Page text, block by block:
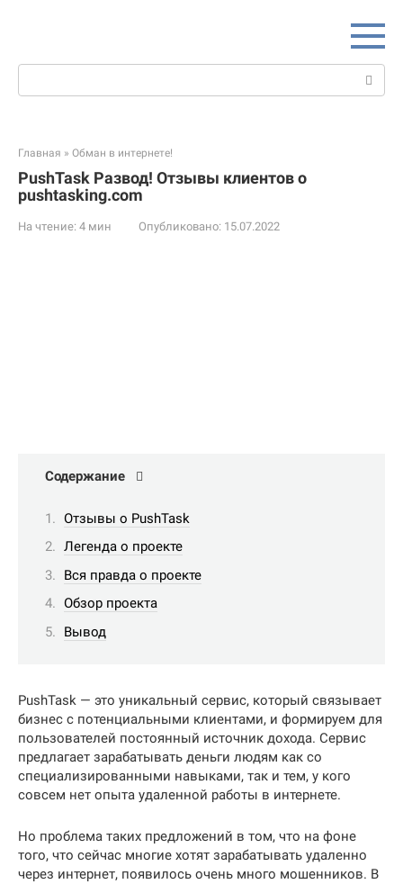
Поиск:
Главная » Обман в интернете!
PushTask Развод! Отзывы клиентов о
pushtasking.com
На чтение: 4 мин Опубликовано: 15.07.2022
Содержание
Отзывы о PushTask
Легенда о проекте
Вся правда о проекте
Обзор проекта
Вывод
PushTask — это уникальный сервис, который связывает
бизнес с потенциальными клиентами, и формируем для
пользователей постоянный источник дохода. Сервис
предлагает зарабатывать деньги людям как со
специализированными навыками, так и тем, у кого
совсем нет опыта удаленной работы в интернете.
Но проблема таких предложений в том, что на фоне
того, что сейчас многие хотят зарабатывать удаленно
через интернет, появилось очень много мошенников. В